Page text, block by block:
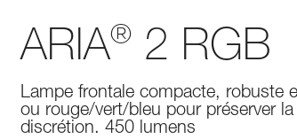
ARIA® 2 RGB
Lampe frontale compacte, robuste
ou rouge/vert/bleu pour préserver
discrétion. 450 lumens